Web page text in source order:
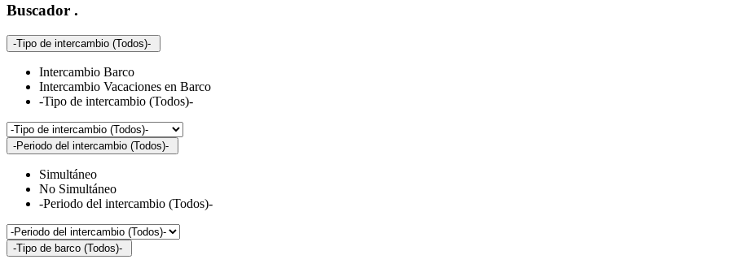
Buscador .
-Tipo de intercambio (Todos)-
Intercambio Barco
Intercambio Vacaciones en Barco
-Tipo de intercambio (Todos)-
-Periodo del intercambio (Todos)-
Simultáneo
No Simultáneo
-Periodo del intercambio (Todos)-
-Tipo de barco (Todos)-